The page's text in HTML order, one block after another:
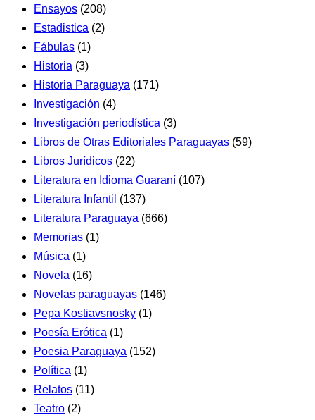
Ensayos (208)
Estadistica (2)
Fábulas (1)
Historia (3)
Historia Paraguaya (171)
Investigación (4)
Investigación periodística (3)
Libros de Otras Editoriales Paraguayas (59)
Libros Jurídicos (22)
Literatura en Idioma Guaraní (107)
Literatura Infantil (137)
Literatura Paraguaya (666)
Memorias (1)
Música (1)
Novela (16)
Novelas paraguayas (146)
Pepa Kostiavsnosky (1)
Poesía Erótica (1)
Poesia Paraguaya (152)
Política (1)
Relatos (11)
Teatro (2)